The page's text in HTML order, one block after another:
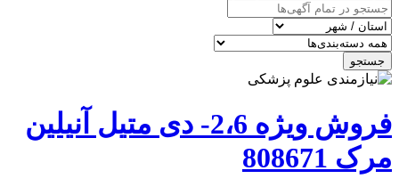
جستجو
فروش ویژه 2،6- دی متیل آنیلین
مرک 808671